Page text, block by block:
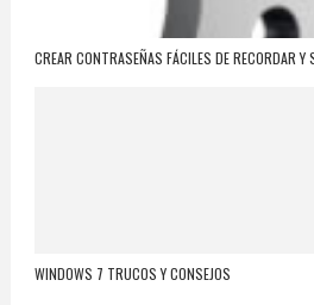
CREAR CONTRASEÑAS FÁCILES DE RECORDAR Y
WINDOWS 7 TRUCOS Y CONSEJOS